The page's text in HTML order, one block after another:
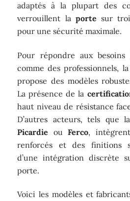
adaptés à la plupart des
verrouillent la porte sur
pour une sécurité maximale.
Pour répondre aux besoins
comme des professionnels,
propose des modèles
La présence de la
haut niveau de résistance
D’autres acteurs, tels que
Picardie ouFerco,
renforcés et des finitions
d’une intégration discrète
porte.
Voici les modèles et